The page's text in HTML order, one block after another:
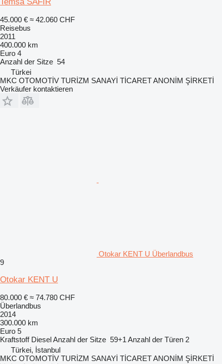
45.000 € ≈ 42.060 CHF
Reisebus
2011
400.000 km
Euro 4
Anzahl der Sitze 54
Türkei
MKC OTOMOTİV TURİZM SANAYİ TİCARET ANONİM ŞİRKETİ
Verkäufer kontaktieren
Otokar KENT U Überlandbus
9
Otokar KENT U
80.000 € ≈ 74.780 CHF
Überlandbus
2014
300.000 km
Euro 5
Kraftstoff DieselAnzahl der Sitze 59+1 Anzahl der Türen 2
Türkei, İstanbul
MKC OTOMOTİV TURİZM SANAYİ TİCARET ANONİM ŞİRKETİ